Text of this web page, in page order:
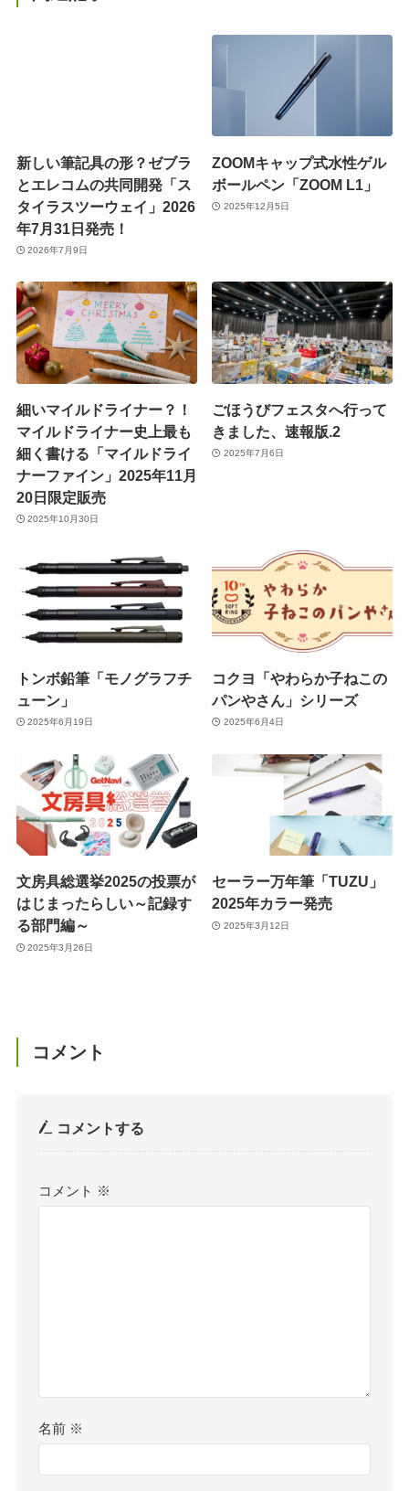
新しい筆記具の形？ゼブラ
とエレコムの共同開発「ス
タイラスツーウェイ」2026
年7月31日発売！
2026年7月9日
ZOOMキャップ式水性ゲル
ボールペン「ZOOM L1」
2025年12月5日
細いマイルドライナー？！
マイルドライナー史上最も
細く書ける「マイルドライ
ナーファイン」2025年11月
20日限定販売
2025年10月30日
ごほうびフェスタへ行って
きました、速報版.2
2025年7月6日
トンボ鉛筆「モノグラフチ
ューン」
2025年6月19日
コクヨ「やわらか子ねこの
パンやさん」シリーズ
2025年6月4日
文房具総選挙2025の投票が
はじまったらしい～記録す
る部門編～
2025年3月26日
セーラー万年筆「TUZU」
2025年カラー発売
2025年3月12日
コメント
コメントする
コメント ※
名前 ※